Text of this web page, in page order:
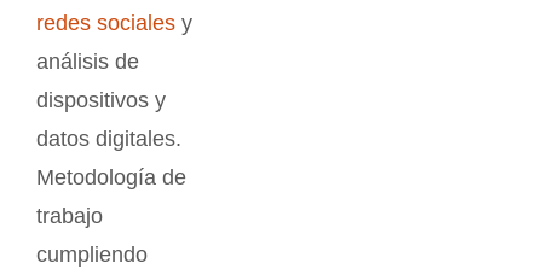
redes sociales y
análisis de
dispositivos y
datos digitales.
Metodología de
trabajo
cumpliendo